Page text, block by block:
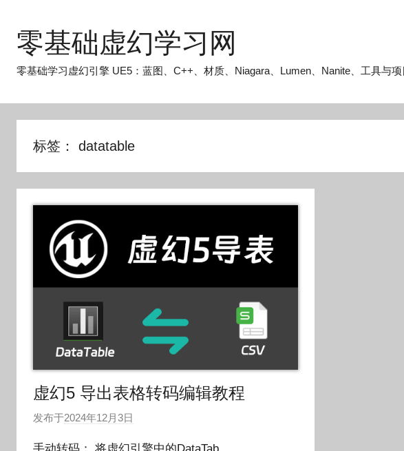
零基础虚幻学习网
零基础学习虚幻引擎 UE5：蓝图、C++、材质、Niagara、Lumen、Nanite、工具与项
标签： datatable
虚幻5 导出表格转码编辑教程
发布于2024年12月3日